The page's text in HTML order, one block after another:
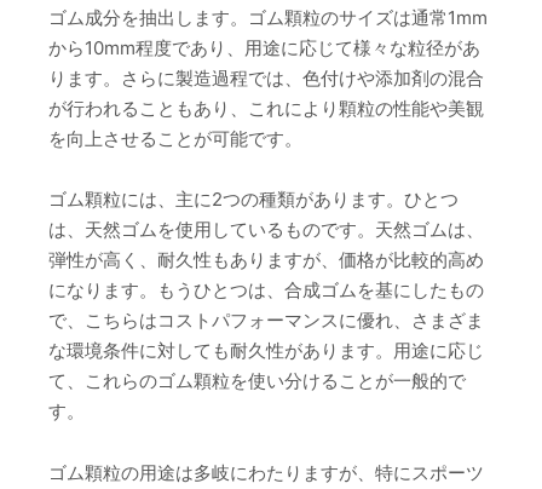
ゴム成分を抽出します。ゴム顆粒のサイズは通常1mm
から10mm程度であり、用途に応じて様々な粒径があ
ります。さらに製造過程では、色付けや添加剤の混合
が行われることもあり、これにより顆粒の性能や美観
を向上させることが可能です。
ゴム顆粒には、主に2つの種類があります。ひとつ
は、天然ゴムを使用しているものです。天然ゴムは、
弾性が高く、耐久性もありますが、価格が比較的高め
になります。もうひとつは、合成ゴムを基にしたもの
で、こちらはコストパフォーマンスに優れ、さまざま
な環境条件に対しても耐久性があります。用途に応じ
て、これらのゴム顆粒を使い分けることが一般的で
す。
ゴム顆粒の用途は多岐にわたりますが、特にスポーツ